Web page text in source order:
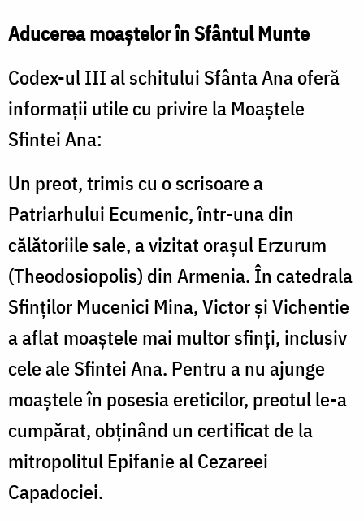
Aducerea moaştelor în Sfântul Munte
Codex-ul III al schitului Sfânta Ana oferă
informaţii utile cu privire la Moaştele
Sfintei Ana:
Un preot, trimis cu o scrisoare a
Patriarhului Ecumenic, într-una din
călătoriile sale, a vizitat orașul Erzurum
(Theodosiopolis) din Armenia. În catedrala
Sfinţilor Mucenici Mina, Victor și Vichentie
a aflat moaştele mai multor sfinți, inclusiv
cele ale Sfintei Ana. Pentru a nu ajunge
moaştele în posesia ereticilor, preotul le-a
cumpărat, obţinând un certificat de la
mitropolitul Epifanie al Cezareei
Capadociei.